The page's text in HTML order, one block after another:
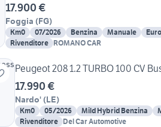
17.900 €
Foggia (FG)
Km0 07/2026 Benzina Manuale
Rivenditore ROMANO CAR
Peugeot 208 1.2 TURBO 100 CV
17.990 €
Nardo' (LE)
Km0 05/2026 Mild Hybrid Benzina
Rivenditore Del Car Automotive